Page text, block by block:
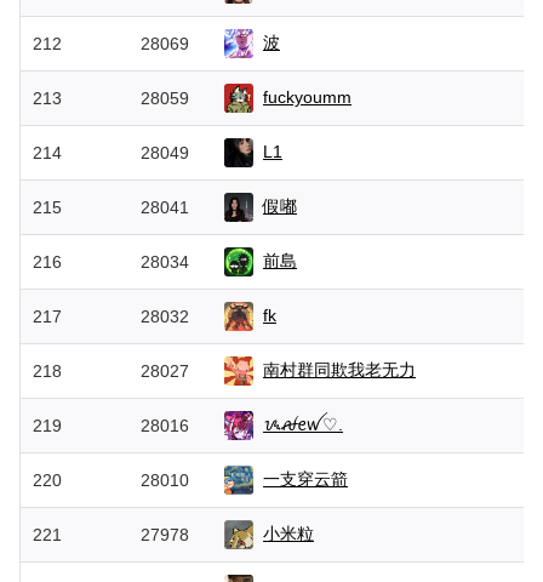
212 28069 波
213 28059 fuckyoumm
214 28049 L1
215 28041 假嘟
216 28034 前島
217 28032 fk
218 28027 南村群同欺我老无力
219 28016 ᝰꫛꫀꪝ♡.
220 28010 一支穿云箭
221 27978 小米粒